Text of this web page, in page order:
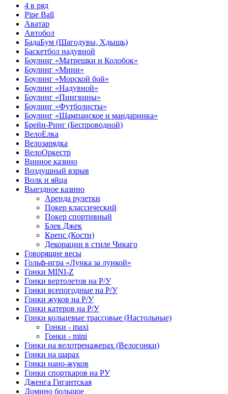
4 в ряд
Pipe Ball
Аватар
Автобол
БадаБум (Шагодувы, Хдыщь)
Баскетбол надувной
Боулинг «Матрешки и Колобок»
Боулинг «Мини»
Боулинг «Морской бой»
Боулинг «Надувной»
Боулинг «Пингвины»
Боулинг «Футболисты»
Боулинг «Шампанское и мандаринка»
Брейн-Ринг (Беспроводной)
ВелоЕлка
Велозарядка
ВелоОркестр
Винное казино
Воздушный взрыв
Волк и яйца
Выездное казино
Аренда рулетки
Покер классический
Покер спортивный
Блек Джек
Крепс (Кости)
Декорации в стиле Чикаго
Говорящие весы
Гольф-игра «Лунка за лункой»
Гонки MINI-Z
Гонки вертолетов на Р/У
Гонки всепогодные на Р/У
Гонки жуков на Р/У
Гонки катеров на Р/У
Гонки кольцевые трассовые (Настольные)
Гонки - maxi
Гонки - mini
Гонки на велотренажерах (Велогонки)
Гонки на шарах
Гонки нано-жуков
Гонки спорткаров на РУ
Дженга Гигантская
Домино большое